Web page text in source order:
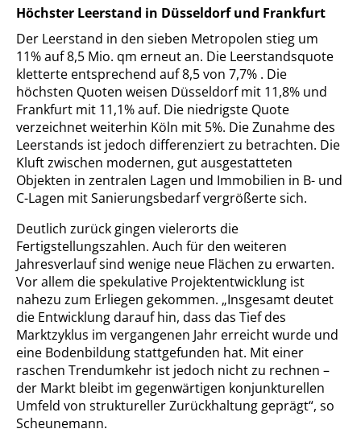
Höchster Leerstand in Düsseldorf und Frankfurt
Der Leerstand in den sieben Metropolen stieg um
11% auf 8,5 Mio. qm erneut an. Die Leerstandsquote
kletterte entsprechend auf 8,5 von 7,7% . Die
höchsten Quoten weisen Düsseldorf mit 11,8% und
Frankfurt mit 11,1% auf. Die niedrigste Quote
verzeichnet weiterhin Köln mit 5%. Die Zunahme des
Leerstands ist jedoch differenziert zu betrachten. Die
Kluft zwischen modernen, gut ausgestatteten
Objekten in zentralen Lagen und Immobilien in B- und
C-Lagen mit Sanierungsbedarf vergrößerte sich.
Deutlich zurück gingen vielerorts die
Fertigstellungszahlen. Auch für den weiteren
Jahresverlauf sind wenige neue Flächen zu erwarten.
Vor allem die spekulative Projektentwicklung ist
nahezu zum Erliegen gekommen. „Insgesamt deutet
die Entwicklung darauf hin, dass das Tief des
Marktzyklus im vergangenen Jahr erreicht wurde und
eine Bodenbildung stattgefunden hat. Mit einer
raschen Trendumkehr ist jedoch nicht zu rechnen –
der Markt bleibt im gegenwärtigen konjunkturellen
Umfeld von struktureller Zurückhaltung geprägt“, so
Scheunemann.